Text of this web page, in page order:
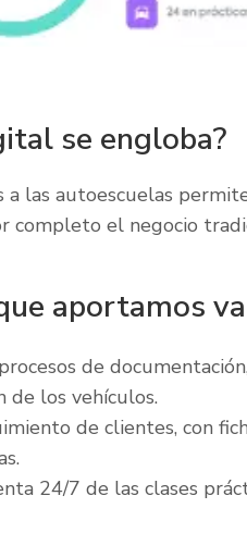
se engloba?
las autoescuelas
completo el negocio
aportamos
de
de los vehículos.
de clientes, con
24/7 de las clases